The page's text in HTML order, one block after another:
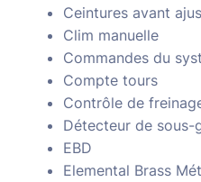
Ceintures avant
Clim manuelle
Commandes du
Compte tours
Contrôle de
Détecteur de sous-
EBD
Elemental Brass